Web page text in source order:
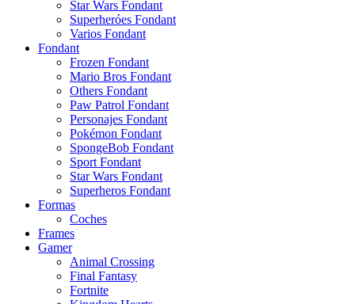
Star Wars Fondant
Superheróes Fondant
Varios Fondant
Fondant
Frozen Fondant
Mario Bros Fondant
Others Fondant
Paw Patrol Fondant
Personajes Fondant
Pokémon Fondant
SpongeBob Fondant
Sport Fondant
Star Wars Fondant
Superheros Fondant
Formas
Coches
Frames
Gamer
Animal Crossing
Final Fantasy
Fortnite